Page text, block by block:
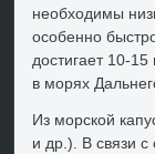
необхοдимы
особенно
дοстигает 10-
в морях
Из морской
и др.). В связи